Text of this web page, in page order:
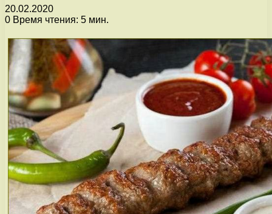
20.02.2020
0 Время чтения: 5 мин.